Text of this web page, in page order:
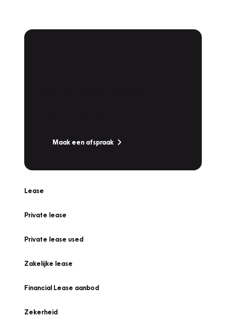
Maak een afspraak
Lease
Private lease
Private lease used
Zakelijke lease
Financial Lease aanbod
Zekerheid